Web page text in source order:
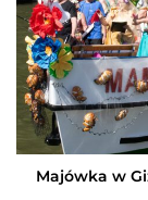
Majówka w